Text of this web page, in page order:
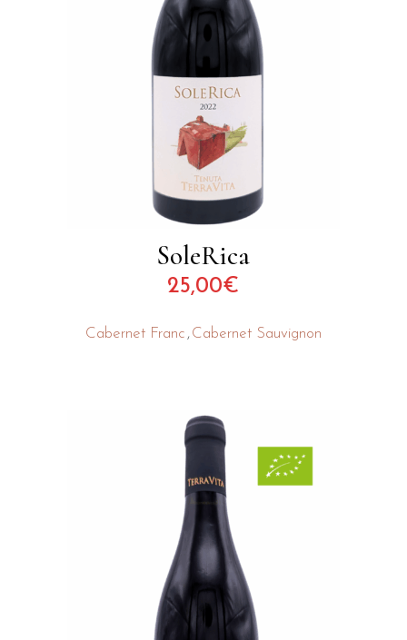
Cabernet Franc Cabernet Sauvignon
SoleRica
25,00€